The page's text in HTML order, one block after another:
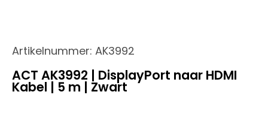
Artikelnummer: AK3992
ACT AK3992 | DisplayPort naar HDMI
Kabel | 5 m | Zwart